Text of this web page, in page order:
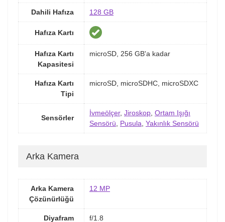
Dahili Hafıza 128 GB
Hafıza Kartı
Hafıza Kartı
Kapasitesi
microSD, 256 GB'a kadar
Hafıza Kartı
Tipi
microSD, microSDHC, microSDXC
Sensörler
İvmeölçer, Jiroskop, Ortam Işığı
Sensörü, Pusula, Yakınlık Sensörü
Arka Kamera
Arka Kamera
Çözünürlüğü
12 MP
Diyafram f/1.8